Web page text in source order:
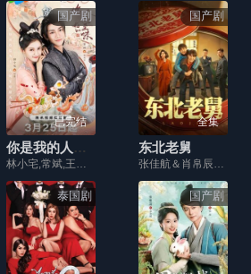
国产剧
已完结
你是我的人间至味
林小宅,常斌,王嘉丽,柴翊格,马卷卷,池源,郭子渝,刘静怡,刘嘉琪
国产剧
全集
东北老舅
张佳航＆肖帛辰＆张猛＆马兵
泰国剧 国产剧